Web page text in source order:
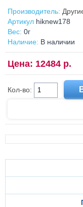
Производитель:
Артикул hiknew178
Вес: 0г
Наличие: В наличии
Цена: 12484 р.
Кол-во: